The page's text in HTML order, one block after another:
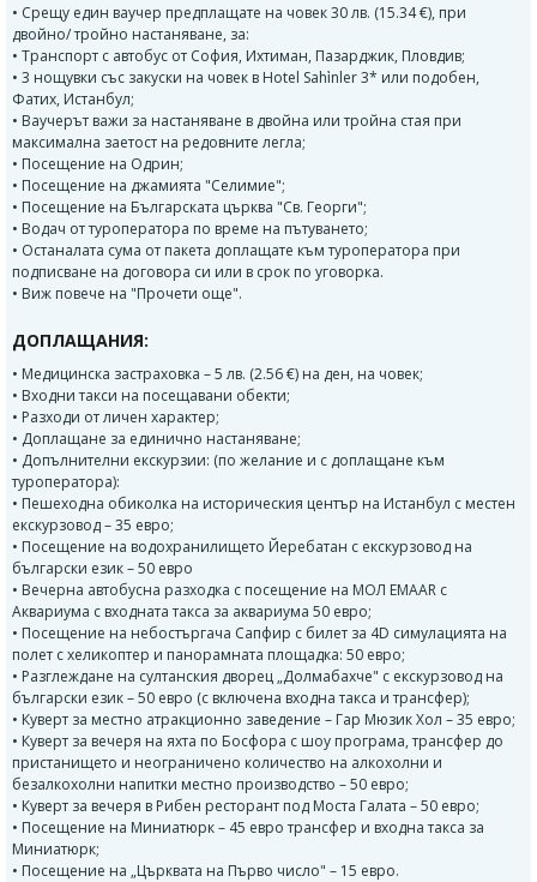
• Срещу един ваучер предплащате на човек 30 лв. (15.34 €), при
двойно/ тройно настаняване, за:
• Транспорт с автобус от София, Ихтиман, Пазарджик, Пловдив;
• 3 нощувки със закуски на човек в Hotel Sahi̇nler 3* или подобен,
Фатих, Истанбул;
• Ваучерът важи за настаняване в двойна или тройна стая при
максимална заетост на редовните легла;
• Посещение на Одрин;
• Посещение на джамията "Селимие";
• Посещение на Българската църква "Св. Георги";
• Водач от туроператора по време на пътуването;
• Останалата сума от пакета доплащате към туроператора при
подписване на договора си или в срок по уговорка.
• Виж повече на "Прочети още".
ДОПЛАЩАНИЯ:
• Медицинска застраховка – 5 лв. (2.56 €) на ден, на човек;
• Входни такси на посещавани обекти;
• Разходи от личен характер;
• Доплащане за единично настаняване;
• Допълнителни екскурзии: (по желание и с доплащане към
туроператора):
• Пешеходна обиколка на историческия център на Истанбул с местен
екскурзовод – 35 евро;
• Посещение на водохранилището Йеребатан с екскурзовод на
български език – 50 евро
• Вечерна автобусна разходка с посещение на МОЛ EMAAR с
Аквариума с входната такса за аквариума 50 евро;
• Посещение на небостъргача Сапфир с билет за 4D симулацията на
полет с хеликоптер и панорамната площадка: 50 евро;
• Разглеждане на султанския дворец „Долмабахче" с екскурзовод на
български език – 50 евро (с включена входна такса и трансфер);
• Куверт за местно атракционно заведение – Гар Мюзик Хол – 35 eвро;
• Куверт за вечеря на яхта по Босфора с шоу програма, трансфер до
пристанището и неограничено количество на алкохолни и
безалкохолни напитки местно производство – 50 евро;
• Куверт за вечеря в Рибен ресторант под Моста Галата – 50 евро;
• Посещение на Миниатюрк – 45 евро трансфер и входна такса за
Миниатюрк;
• Посещение на „Църквата на Първо число" – 15 евро.